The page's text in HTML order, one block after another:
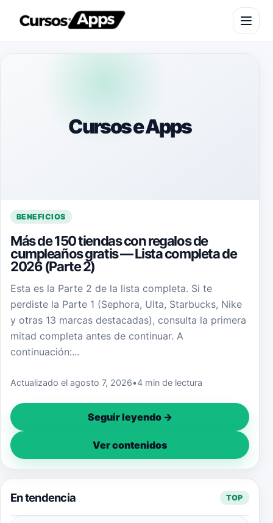
Saltar al contenido
Abrir
BENEFICIOS
Más de 150 tiendas con regalos de
cumpleaños gratis — Lista completa de
2026 (Parte 2)
Esta es la Parte 2 de la lista completa. Si te
perdiste la Parte 1 (Sephora, Ulta, Starbucks, Nike
y otras 13 marcas destacadas), consulta la primera
mitad completa antes de continuar. A
continuación:...
Actualizado el agosto 7, 2026•4 min de lectura
Seguir leyendo →
Ver contenidos
Cursos e Apps
En tendencia TOP